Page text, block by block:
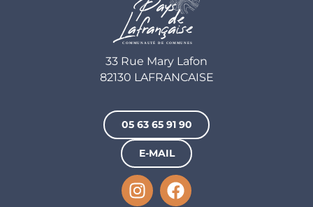
33 Rue Mary Lafon
82130 LAFRANCAISE
05 63 65 91 90
E-MAIL